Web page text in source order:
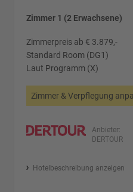
Zimmer 1 (2 Erwachsene)
Zimmerpreis ab € 3.879,-
Standard Room (DG1)
Laut Programm (X)
Zimmer & Verpflegung
Anbieter:
DERTOUR
Hotelbeschreibung anzeigen